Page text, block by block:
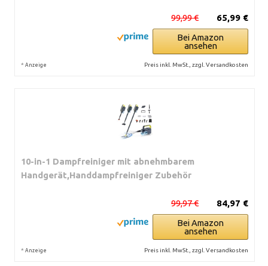
65,99 €
99,99 €
Bei Amazon
ansehen
* Anzeige Preis inkl. MwSt., zzgl. Versandkosten
10-in-1 Dampfreiniger mit abnehmbarem
Handgerät,Handdampfreiniger Zubehör
84,97 €
99,97 €
Bei Amazon
ansehen
* Anzeige Preis inkl. MwSt., zzgl. Versandkosten